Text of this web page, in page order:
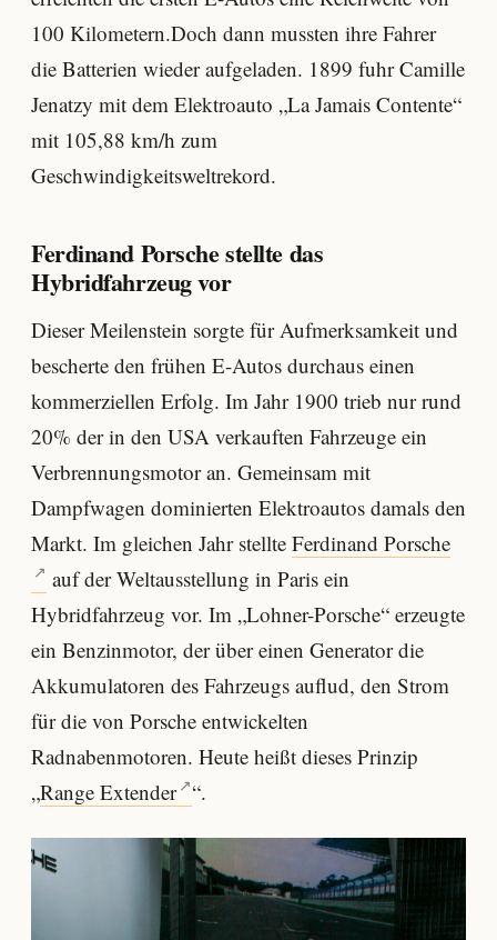
100 Kilometern.Doch dann mussten ihre Fahrer
die Batterien wieder aufgeladen. 1899 fuhr Camille
Jenatzy mit dem Elektroauto „La Jamais Contente“
mit 105,88 km/h zum
Geschwindigkeitsweltrekord.
Ferdinand Porsche stellte das
Hybridfahrzeug vor
Dieser Meilenstein sorgte für Aufmerksamkeit und
bescherte den frühen E-Autos durchaus einen
kommerziellen Erfolg. Im Jahr 1900 trieb nur rund
20% der in den USA verkauften Fahrzeuge ein
Verbrennungsmotor an. Gemeinsam mit
Dampfwagen dominierten Elektroautos damals den
Markt. Im gleichen Jahr stellte Ferdinand Porsche
auf der Weltausstellung in Paris ein
Hybridfahrzeug vor. Im „Lohner-Porsche“ erzeugte
ein Benzinmotor, der über einen Generator die
Akkumulatoren des Fahrzeugs auflud, den Strom
für die von Porsche entwickelten
Radnabenmotoren. Heute heißt dieses Prinzip
„Range Extender “.